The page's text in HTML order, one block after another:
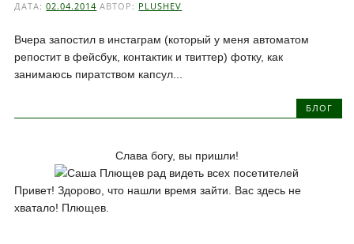
ДАТА:02.04.2014 АВТОР: PLUSHEV
Вчера запостил в инстаграм (который у меня автоматом
репостит в фейсбук, контактик и твиттер) фотку, как
занимаюсь пиратством капсул...
БЛОГ
Слава богу, вы пришли!
Привет! Здорово, что нашли время зайти. Вас здесь не
хватало! Плющев.